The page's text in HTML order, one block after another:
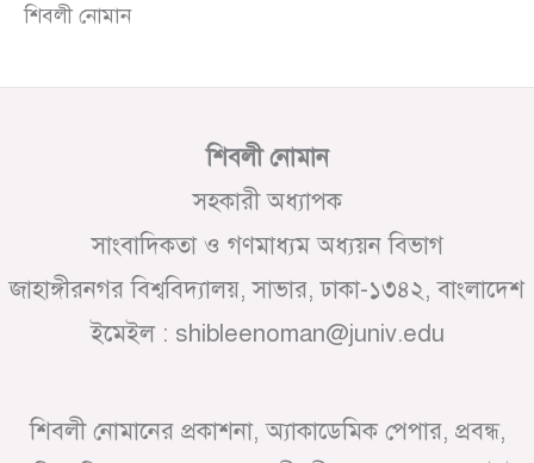
শিবলী নোমান
শিবলী নোমান
সহকারী অধ্যাপক
সাংবাদিকতা ও গণমাধ্যম অধ্যয়ন বিভাগ
জাহাঙ্গীরনগর বিশ্ববিদ্যালয়, সাভার, ঢাকা-১৩৪২, বাংলাদেশ
ইমেইল : shibleenoman@juniv.edu
শিবলী নোমানের প্রকাশনা, অ্যাকাডেমিক পেপার, প্রবন্ধ,